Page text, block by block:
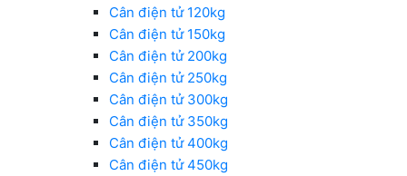
Cân điện tử 120kg
Cân điện tử 150kg
Cân điện tử 200kg
Cân điện tử 250kg
Cân điện tử 300kg
Cân điện tử 350kg
Cân điện tử 400kg
Cân điện tử 450kg